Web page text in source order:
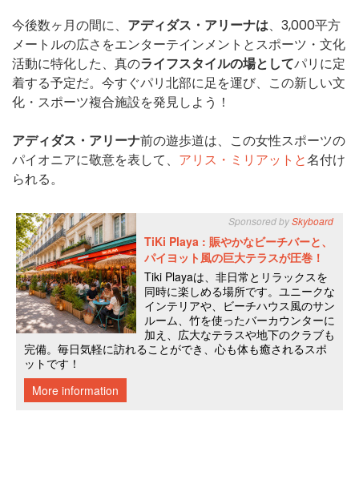
今後数ヶ月の間に、 アディダス・アリーナは、3,000平方
メートルの広さをエンターテインメントとスポーツ・文化
活動に特化した、真のライフスタイルの場としてパリに定
着する予定だ。今すぐパリ北部に足を運び、この新しい文
化・スポーツ複合施設を発見しよう！
アディダス・アリーナ前の遊歩道は、この女性スポーツの
パイオニアに敬意を表して、 アリス・ミリアットと名付け
られる。